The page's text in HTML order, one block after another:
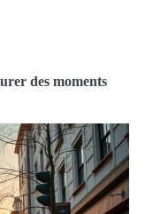
des moments